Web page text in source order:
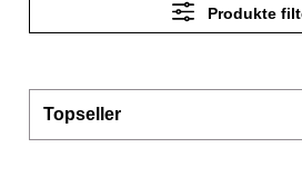
Produkte